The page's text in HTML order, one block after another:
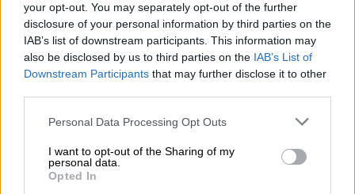
your opt-out. You may separately opt-out of the further
disclosure of your personal information by third parties on the
IAB’s list of downstream participants. This information may
also be disclosed by us to third parties on the IAB’s List of
Downstream Participants that may further disclose it to other
Please note that this website/app uses one or more Google
not limited to your visit or usage behaviour. You may click to
grant or deny consent to Google and its third-party tags to
use your data for below specified purposes in below Google
Personal Data Processing Opt Outs
I want to opt-out of the Sharing of my
personal data.
Opted In
Τεχνολογία| 18.07.2025 12:55
Προειδοποίηση από την Google: Κλέβουν
κωδικούς χρηστών με τη χρήση της
τεχνητής νοημοσύνης
Τι μπορούμε να κάνουμε για να
προστατευθούμε